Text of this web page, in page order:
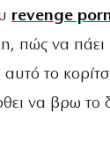
revenge
πώς να
το
να βρω το